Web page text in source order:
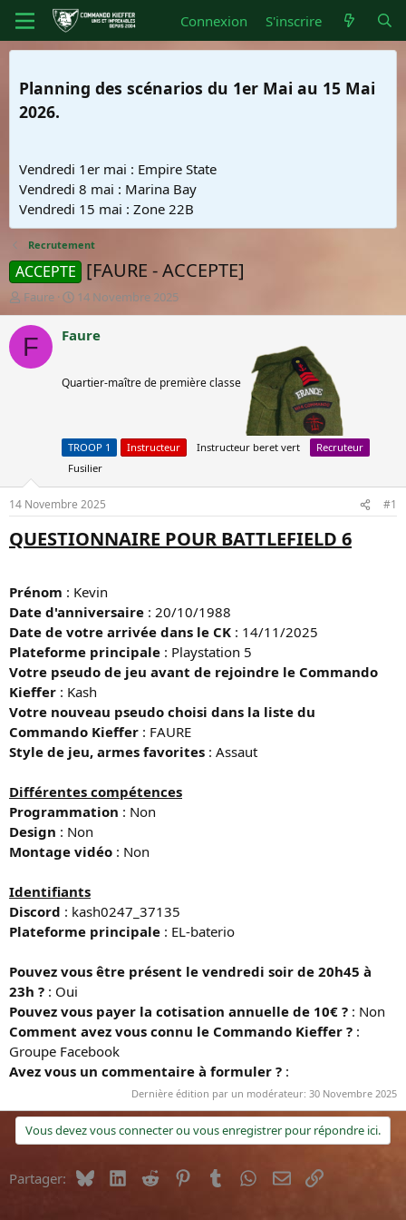
Connexion S'inscrire
Planning des scénarios du 1er Mai au 15 Mai
2026.
Vendredi 1er mai : Empire State
Vendredi 8 mai : Marina Bay
Vendredi 15 mai : Zone 22B
Recrutement
ACCEPTE [FAURE - ACCEPTE]
A
u
t
e
u
e
t
Faure
D
a
t
e
u
t
14 Novembre 2025
F Faure
Quartier-maître de première classe
Quartier-maître
de Première
classe
TROOP 1 Instructeur Instructeur beret vert
Recruteur
Fusilier
14 Novembre 2025 #1
QUESTIONNAIRE POUR BATTLEFIELD 6
Prénom : Kevin
Date d'anniversaire : 20/10/1988
Date de votre arrivée dans le CK : 14/11/2025
Plateforme principale : Playstation 5
Votre pseudo de jeu avant de rejoindre le Commando
Kieffer : Kash
Votre nouveau pseudo choisi dans la liste du
Commando Kieffer : FAURE
Style de jeu, armes favorites : Assaut
Différentes compétences
Programmation : Non
Design : Non
Montage vidéo : Non
Identifiants
Discord : kash0247_37135
Plateforme principale : EL-baterio
Pouvez vous être présent le vendredi soir de 20h45 à
23h ? : Oui
Pouvez vous payer la cotisation annuelle de 10€ ? : Non
Comment avez vous connu le Commando Kieffer ? :
Groupe Facebook
Avez vous un commentaire à formuler ? :
Dernière édition par un modérateur: 30 Novembre 2025
Vous devez vous connecter ou vous enregistrer pour répondre ici.
Partager: BlueskyLinkedIn
Reddit PinterestTumblr WhatsApp
E-mailLien